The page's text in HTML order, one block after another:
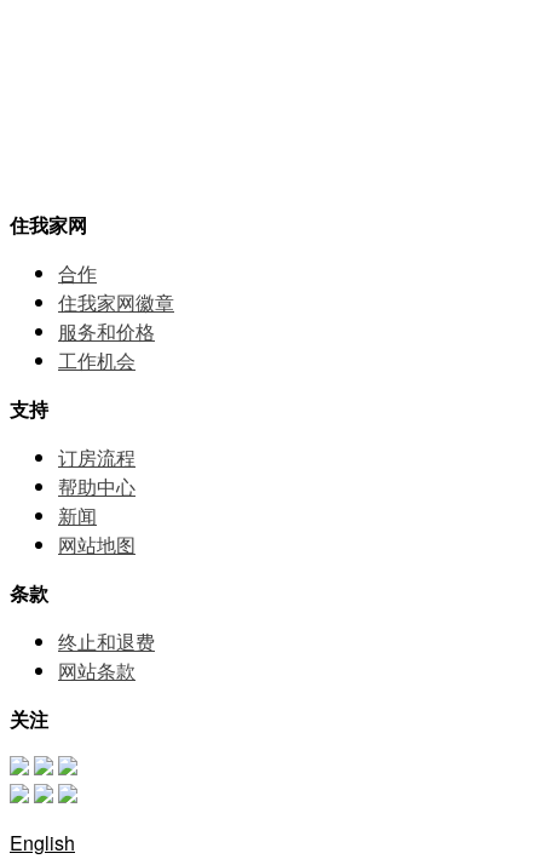
住我家网
合作
住我家网徽章
服务和价格
⼯作机会
支持
订房流程
帮助中⼼
新闻
网站地图
条款
终止和退费
网站条款
关注
English